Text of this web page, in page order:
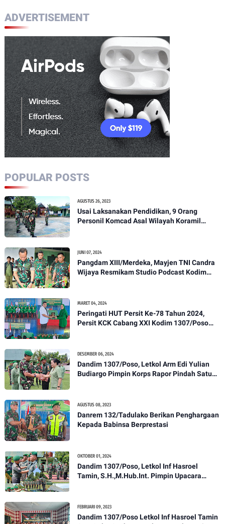
ADVERTISEMENT
POPULAR POSTS
AGUSTUS 26, 2023
Usai Laksanakan Pendidikan, 9 Orang
Personil Komcad Asal Wilayah Koramil
JUNI 07, 2024
Pangdam XIII/Merdeka, Mayjen TNI Candra
Wijaya Resmikam Studio Podcast Kodim
MARET 04, 2024
Peringati HUT Persit Ke-78 Tahun 2024,
Persit KCK Cabang XXI Kodim 1307/Poso
DESEMBER 06, 2024
Dandim 1307/Poso, Letkol Arm Edi Yulian
Budiargo Pimpin Korps Rapor Pindah Satuan
AGUSTUS 08, 2023
Danrem 132/Tadulako Berikan Penghargaan
Kepada Babinsa Berprestasi
OKTOBER 01, 2024
Dandim 1307/Poso, Letkol Inf Hasroel
Tamin, S.H.,M.Hub.Int. Pimpin Upacara
FEBRUARI 09, 2023
Dandim 1307/Poso Letkol Inf Hasroel Tamin